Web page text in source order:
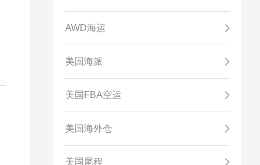
AWD海运
美国海派
美国FBA空运
美国海外仓
美国尾程